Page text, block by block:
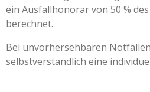
ein Ausfallhonorar von 50 %
berechnet.
Bei unvorhersehbaren
selbstverständlich eine